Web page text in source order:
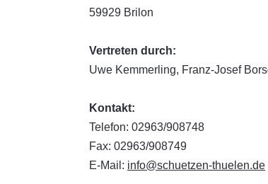
59929 Brilon
Vertreten durch:
Uwe Kemmerling, Franz-Josef
Kontakt:
Telefon: 02963/908748
Fax: 02963/908749
E-Mail: info@schuetzen-thuelen.de